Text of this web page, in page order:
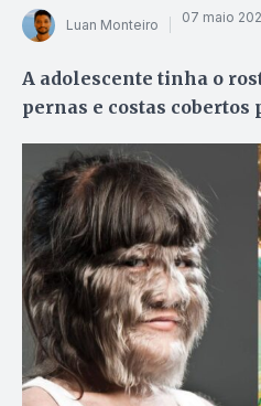
Luan Monteiro 07 maio
A adolescente tinha o
pernas e costas cobertos